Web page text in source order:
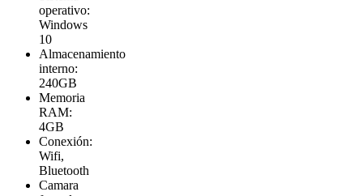
operativo:
Windows
10
Almacenamiento
interno:
240GB
Memoria
RAM:
4GB
Conexión:
Wifi,
Bluetooth
Camara